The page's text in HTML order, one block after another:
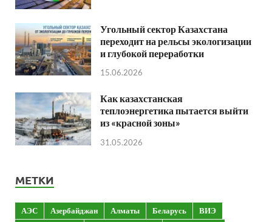
Угольный сектор Казахстана
переходит на рельсы экологизации
и глубокой переработки
15.06.2026
Как казахстанская
теплоэнергетика пытается выйти
из «красной зоны»
31.05.2026
МЕТКИ
АЭС Азербайджан Алматы Беларусь
ВИЭ